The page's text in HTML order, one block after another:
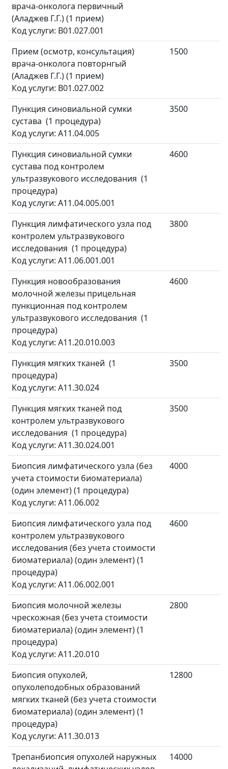
врача-онколога первичный
(Аладжев Г.Г.) (1 прием)
Код услуги: B01.027.001
Прием (осмотр, консультация)
врача-онколога повторнгый
(Аладжев Г.Г.) (1 прием)
Код услуги: B01.027.002
1500
Пункция синовиальной сумки
сустава (1 процедура)
Код услуги: A11.04.005
3500
Пункция синовиальной сумки
сустава под контролем
ультразвукового исследования (1
процедура)
Код услуги: A11.04.005.001
4600
Пункция лимфатического узла под
контролем ультразвукового
исследования (1 процедура)
Код услуги: A11.06.001.001
3800
Пункция новообразования
молочной железы прицельная
пункционная под контролем
ультразвукового исследования (1
процедура)
Код услуги: A11.20.010.003
4600
Пункция мягких тканей (1
процедура)
Код услуги: A11.30.024
3500
Пункция мягких тканей под
контролем ультразвукового
исследования (1 процедура)
Код услуги: A11.30.024.001
3500
Биопсия лимфатического узла (без
учета стоимости биоматериала)
(один элемент) (1 процедура)
Код услуги: A11.06.002
4000
Биопсия лимфатического узла под
контролем ультразвукового
исследования (без учета стоимости
биоматериала) (один элемент) (1
процедура)
Код услуги: A11.06.002.001
4600
Биопсия молочной железы
чрескожная (без учета стоимости
биоматериала) (один элемент) (1
процедура)
Код услуги: A11.20.010
2800
Биопсия опухолей,
опухолеподобных образований
мягких тканей (без учета стоимости
биоматериала) (один элемент) (1
процедура)
Код услуги: A11.30.013
12800
Трепанбиопсия опухолей наружных
14000